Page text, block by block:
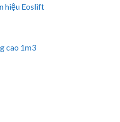
hiệu Eoslift
cao 1m3